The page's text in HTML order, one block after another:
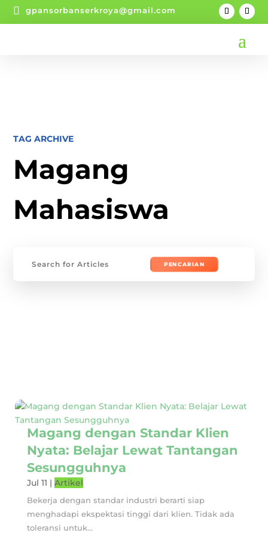
 gpansorbanserkroya@gmail.com
TAG ARCHIVE
Magang
Mahasiswa
Magang dengan Standar Klien
Nyata: Belajar Lewat Tantangan
Sesungguhnya
Jul 11 | Artikel
Bekerja dengan standar industri berarti siap
menghadapi ekspektasi tinggi dari klien. Tidak ada
toleransi untuk...